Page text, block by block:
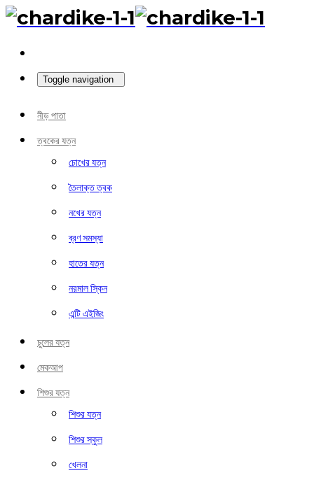
Toggle navigation
নীড় পাতা
ত্বকের যত্ন
চোখের যত্ন
তৈলাক্ত ত্বক
নখের যত্ন
ব্রণ সমস্যা
হাতের যত্ন
নরমাল স্কিন
এন্টি এইজিং
চুলের যত্ন
মেকআপ
শিশুর যত্ন
শিশুর যত্ন
শিশুর স্কুল
খেলনা